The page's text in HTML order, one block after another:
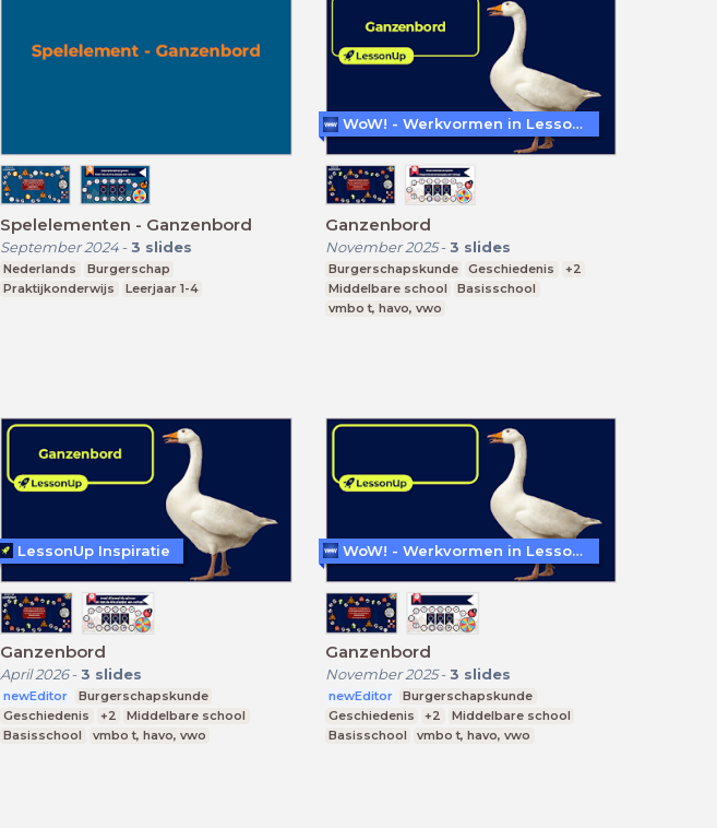
Spelelementen - Ganzenbord
September 2024- 3 slides
Nederlands
Burgerschap
Praktijkonderwijs
Leerjaar 1-4
Ganzenbord
November 2025- 3 slides
Burgerschapskunde Geschiedenis
+2
Middelbare school
Basisschool
vmbo t, havo, vwo
WoW! - Werkvormen in LessonUp
Ganzenbord
April 2026- 3 slides
newEditor
Burgerschapskunde
Geschiedenis
+2
Middelbare school
Basisschool
vmbo t, havo, vwo
LessonUp Inspiratie
Ganzenbord
November 2025- 3 slides
newEditor
Burgerschapskunde
Geschiedenis
+2
Middelbare school
Basisschool
vmbo t, havo, vwo
WoW! - Werkvormen in LessonUp